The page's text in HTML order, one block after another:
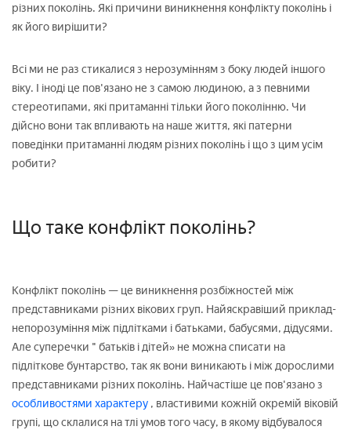
різних поколінь. Які причини виникнення конфлікту поколінь і
як його вирішити?
Всі ми не раз стикалися з нерозумінням з боку людей іншого
віку. І іноді це пов'язано не з самою людиною, а з певними
стереотипами, які притаманні тільки його поколінню. Чи
дійсно вони так впливають на наше життя, які патерни
поведінки притаманні людям різних поколінь і що з цим усім
робити?
Що таке конфлікт поколінь?
Конфлікт поколінь — це виникнення розбіжностей між
представниками різних вікових груп. Найяскравіший приклад-
непорозуміння між підлітками і батьками, бабусями, дідусями.
Але суперечки " батьків і дітей» не можна списати на
підліткове бунтарство, так як вони виникають і між дорослими
представниками різних поколінь. Найчастіше це пов'язано з
особливостями характеру , властивими кожній окремій віковій
групі, що склалися на тлі умов того часу, в якому відбувалося